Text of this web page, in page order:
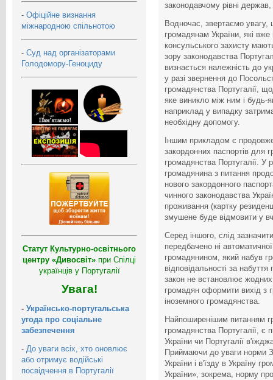
- Офіційне визнання
міжнародною спільнотою
- Суд над організаторами
Голодомору-Геноциду
Статут Культурно-освітнього
центру «Дивосвіт» при Спілці
українців у Португалії
Увага!
- Українсько-португальська
угода про соціальне
забезпечення
- До уваги всіх, хто оновлює
або отримує водійські
посвідчення в Португалії
законодавчому рівні
Водночас, звертаємо
громадянам України, які
консульського захисту
зору законодавства
визнається належність до
у разі звернення до
громадянства Португалії,
яке виникло між ним і будь-
наприклад у випадку
необхідну допомогу.
Іншим прикладом є
закордонних паспортів для
громадянства Португалії. У
громадянина з питання
нового закордонного
чинного законодавства
проживання (картку
змушене буде відмовити у
Серед іншого, слід
передбачено ні
громадянином, який набув
відповідальності за
закон не встановлює жодних
громадян оформити вихід з
іноземного громадянства.
Найпоширенішим питанням
громадянства Португалії,
України чи Португалії
Приймаючи до уваги норми
України і в'їзду в Україну
України», зокрема, норму